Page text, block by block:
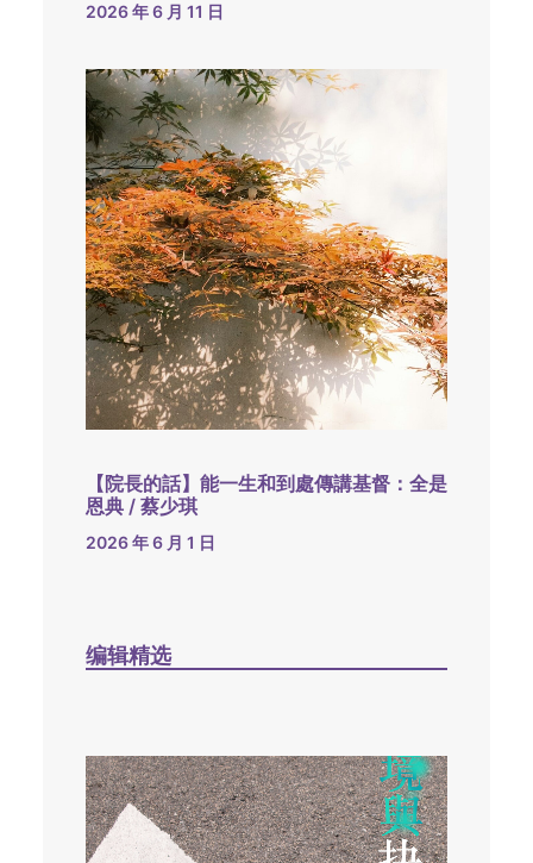
2026 年 6 月 11 日
【院長的話】能一生和到處傳講基督：全是
恩典 / 蔡少琪
2026 年 6 月 1 日
编辑精选